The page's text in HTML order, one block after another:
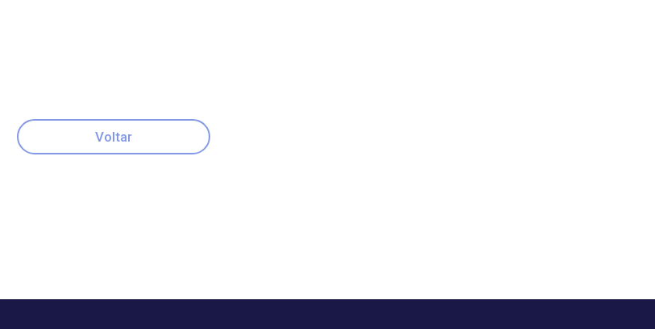
Voltar